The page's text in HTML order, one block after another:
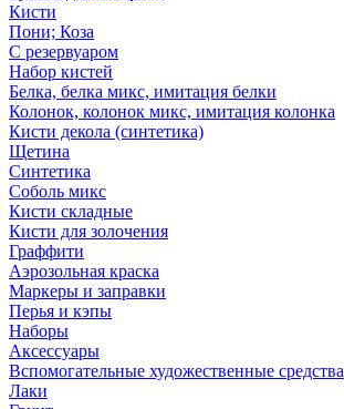
Кисти
Пони; Коза
С резервуаром
Набор кистей
Белка, белка микс, имитация белки
Колонок, колонок микс, имитация колонка
Кисти декола (синтетика)
Щетина
Синтетика
Соболь микс
Кисти складные
Кисти для золочения
Граффити
Аэрозольная краска
Маркеры и заправки
Перья и кэпы
Наборы
Аксессуары
Вспомогательные художественные средства
Лаки